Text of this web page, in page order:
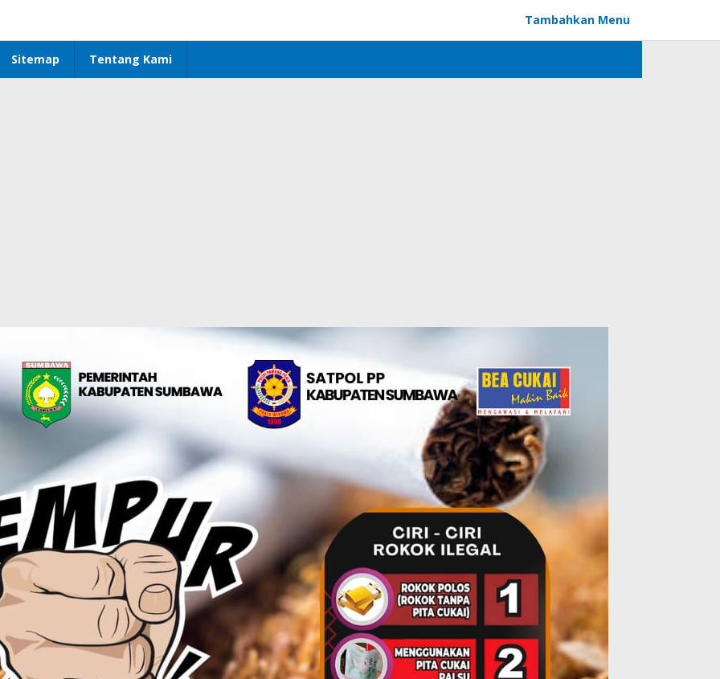
Tambahkan Menu
Sitemap Tentang Kami